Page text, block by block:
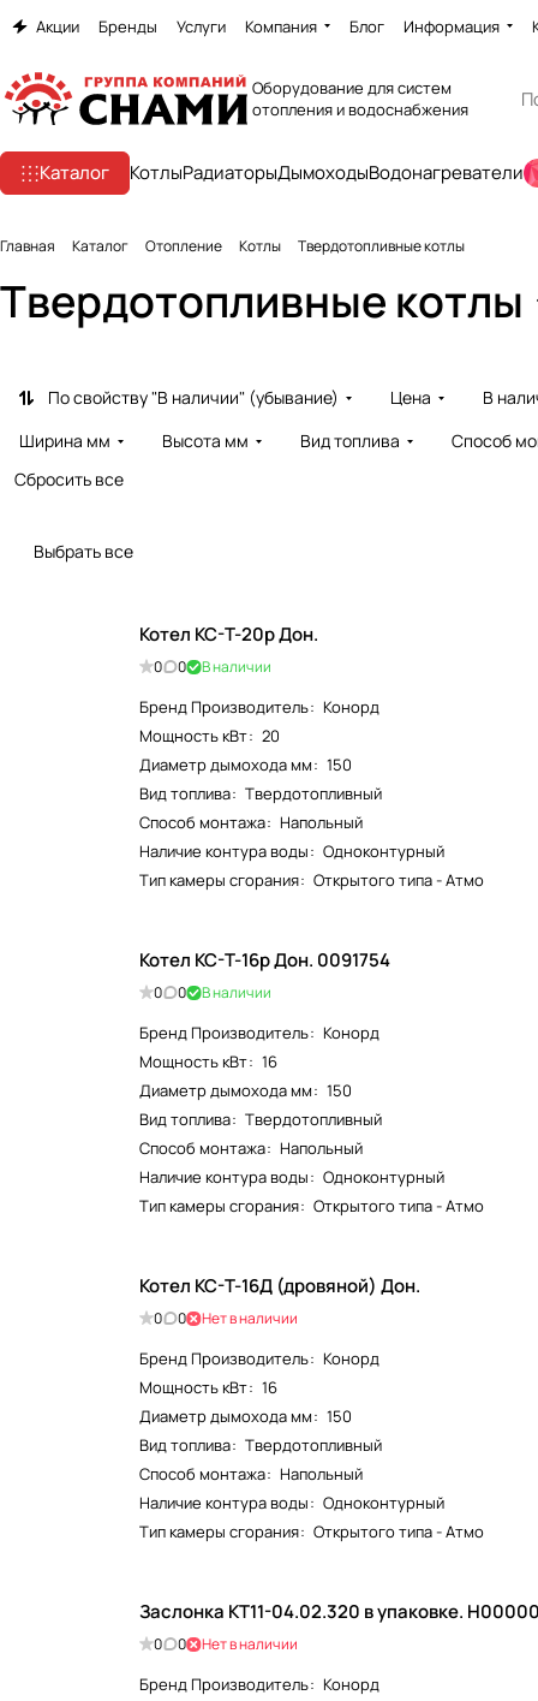
Акции Бренды Услуги Компания Блог Информация
Оборудование для систем
отопления и водоснабжения
Каталог КотлыРадиаторыДымоходыВодонагреватели
Главная Каталог Отопление Котлы Твердотопливные котлы
Твердотопливные котлы
По свойству "В наличии" (убывание) Цена В
Ширина мм
Высота мм Вид топлива Способ
Сбросить все
Выбрать все
Котел КС-Т-20р Дон.
0 0 В наличии
Бренд Производитель: Конорд
Мощность кВт: 20
Диаметр дымохода мм: 150
Вид топлива: Твердотопливный
Способ монтажа: Напольный
Наличие контура воды: Одноконтурный
Тип камеры сгорания: Открытого типа - Атмо
Котел КС-Т-16р Дон. 0091754
0 0 В наличии
Бренд Производитель: Конорд
Мощность кВт: 16
Диаметр дымохода мм: 150
Вид топлива: Твердотопливный
Способ монтажа: Напольный
Наличие контура воды: Одноконтурный
Тип камеры сгорания: Открытого типа - Атмо
Котел КС-Т-16Д (дровяной) Дон.
0 0 Нет в наличии
Бренд Производитель: Конорд
Мощность кВт: 16
Диаметр дымохода мм: 150
Вид топлива: Твердотопливный
Способ монтажа: Напольный
Наличие контура воды: Одноконтурный
Тип камеры сгорания: Открытого типа - Атмо
Заслонка КТ11-04.02.320 в упаковке.
0 0 Нет в наличии
Бренд Производитель: Конорд